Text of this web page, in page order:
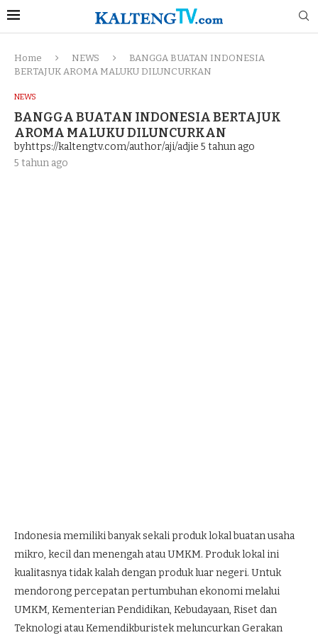
Home NEWS
BANGGA BUATAN INDONESIA
BERTAJUK AROMA MALUKU DILUNCURKAN
NEWS
BANGGA BUATAN INDONESIA BERTAJUK
AROMA MALUKU DILUNCURKAN
byhttps://kaltengtv.com/author/aji/adjie 5 tahun ago
5 tahun ago
Indonesia memiliki banyak sekali produk lokal buatan usaha
mikro, kecil dan menengah atau UMKM. Produk lokal ini
kualitasnya tidak kalah dengan produk luar negeri. Untuk
mendorong percepatan pertumbuhan ekonomi melalui
UMKM, Kementerian Pendidikan, Kebudayaan, Riset dan
Teknologi atau Kemendikburistek meluncurkan Gerakan